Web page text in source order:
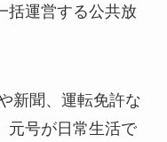
括運営する公共放
新聞、運転免許な
元号が日常生活で